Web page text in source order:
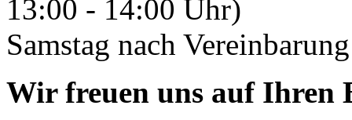
13:00 - 14:00 Uhr)
Samstag nach
Wir freuen uns auf Ihren